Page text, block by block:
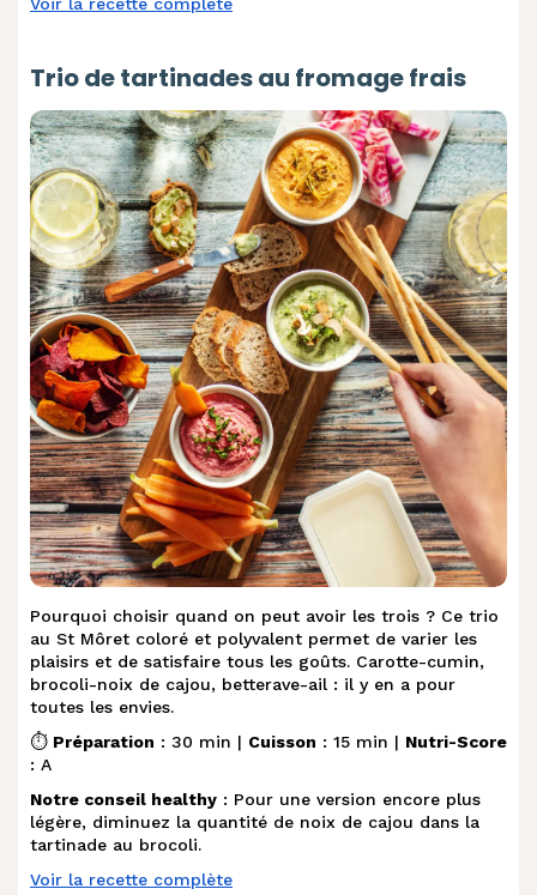
Trio de tartinades au fromage frais
Pourquoi choisir quand on peut avoir les trois ? Ce trio
au St Môret coloré et polyvalent permet de varier les
plaisirs et de satisfaire tous les goûts. Carotte-cumin,
brocoli-noix de cajou, betterave-ail : il y en a pour
toutes les envies.
⏱️ Préparation : 30 min | Cuisson : 15 min | Nutri-Score
: A
Notre conseil healthy : Pour une version encore plus
légère, diminuez la quantité de noix de cajou dans la
tartinade au brocoli.
Voir la recette complète